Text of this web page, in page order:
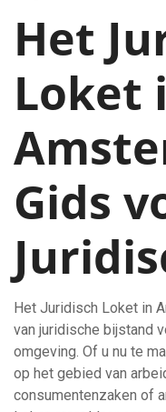
Het
Loket
Gids
Het Juridisch Loket in
van juridische bijstand
omgeving. Of u nu te
op het gebied van
consumentenzaken of